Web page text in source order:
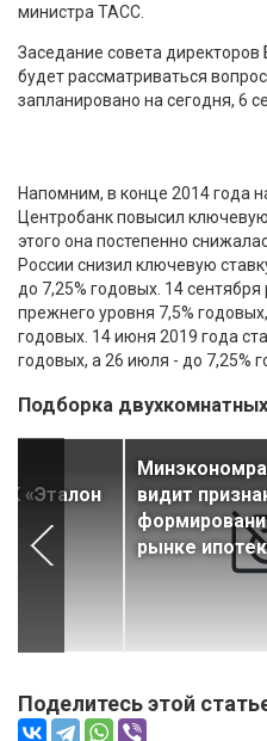
министра ТАСС.
Заседание совета директоров
будет рассматриваться
запланировано на сегодня, 6
Напомним, в конце 2014 года
Центробанк повысил
этого она постепенно
России снизил ключевую
до 7,25% годовых. 14
прежнего уровня 7,5%
годовых. 14 июня 2019 года
годовых, а 26 июля - до 7,25%
Подборка
«Эталон
видит
рынке
Поделитесь этой